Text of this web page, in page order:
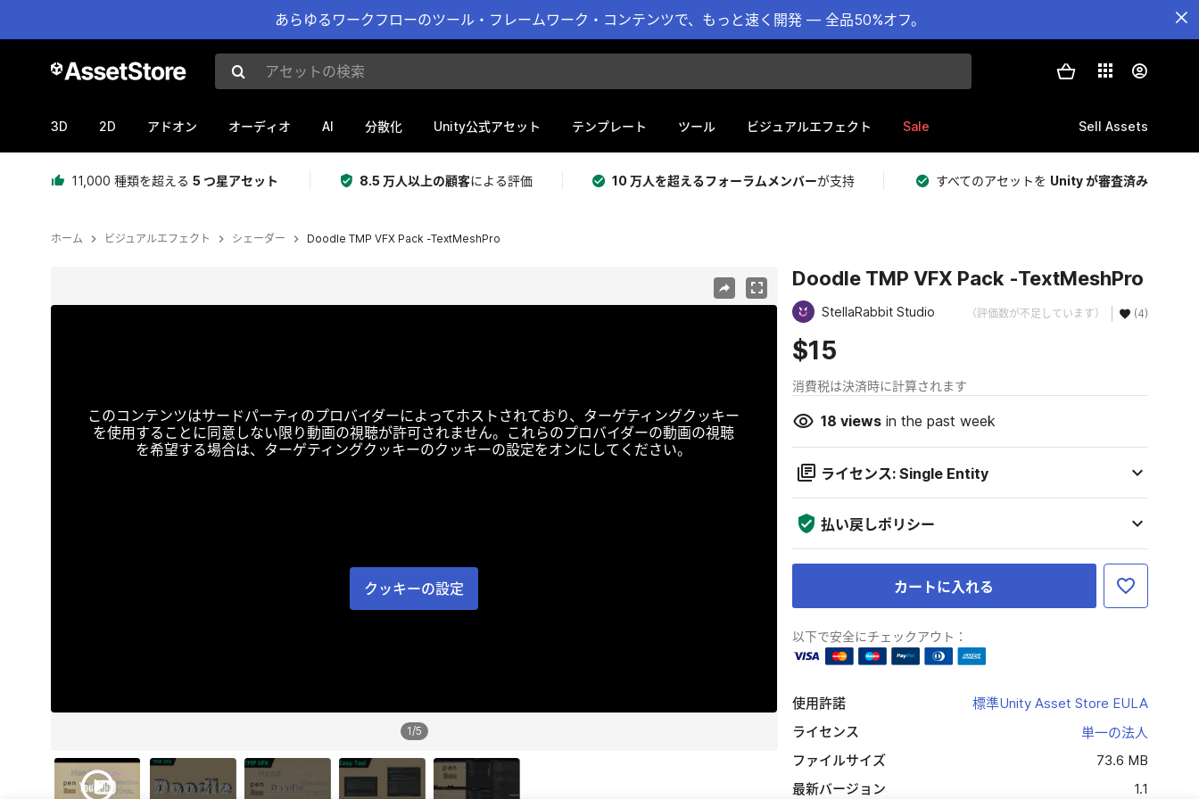
あらゆるワークフローのツール・フレームワーク・コンテンツで、もっと速く開発 — 全品50%オフ。
アセットの検索
3D 2D アドオン オーディオ AI 分散化 Unity公式アセット テンプレート ツール ビジュアルエフェクト Sale Sell Assets
11,000 種類を超える 5 つ星アセット 8.5 万人以上の顧客による評価 10 万人を超えるフォーラムメンバーが支持 すべてのアセットを Unity が審査済み
ホーム ビジュアルエフェクト シェーダー Doodle TMP VFX Pack -TextMeshPro
このコンテンツはサードパーティのプロバイダーによってホストされており、ターゲティングクッキー
を使用することに同意しない限り動画の視聴が許可されません。これらのプロバイダーの動画の視聴
を希望する場合は、ターゲティングクッキーのクッキーの設定をオンにしてください。
クッキーの設定
1/5
Doodle TMP VFX Pack -TextMeshPro
StellaRabbit Studio （評価数が不足しています） (4)
$15
消費税は決済時に計算されます
18 viewsin the past week
ライセンス: Single Entity
払い戻しポリシー
カートに入れる
以下で安全にチェックアウト：
使用許諾
標準Unity Asset Store EULA
ライセンス
単一の法人
ファイルサイズ
73.6 MB
最新バージョン
1.1